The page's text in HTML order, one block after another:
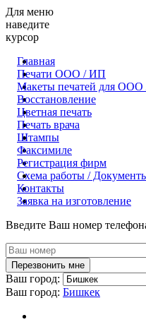
Для меню
наведите
курсор
Главная
Печати ООО / ИП
Макеты печатей для
Восстановление
Цветная печать
Печать врача
Штампы
Факсимиле
Регистрация фирм
Схема работы /
Контакты
Заявка на изготовление
Введите Ваш номер
Ваш город:
Ваш город: Бишкек